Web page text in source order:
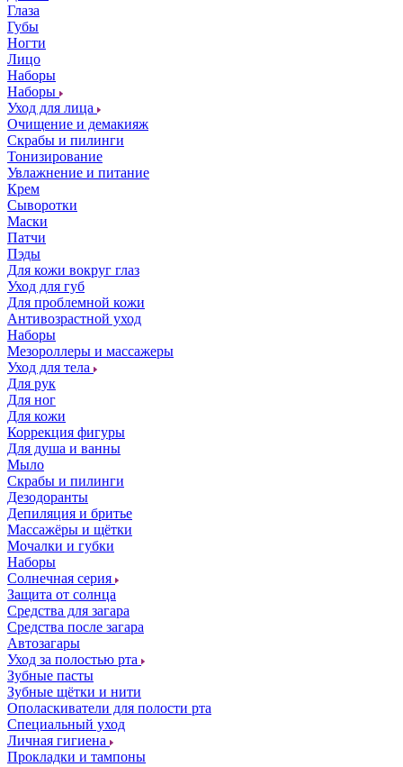
Глаза
Губы
Ногти
Лицо
Наборы
Наборы
Уход для лица
Очищение и демакияж
Скрабы и пилинги
Тонизирование
Увлажнение и питание
Крем
Сыворотки
Маски
Патчи
Пэды
Для кожи вокруг глаз
Уход для губ
Для проблемной кожи
Антивозрастной уход
Наборы
Мезороллеры и массажеры
Уход для тела
Для рук
Для ног
Для кожи
Коррекция фигуры
Для душа и ванны
Мыло
Скрабы и пилинги
Дезодоранты
Депиляция и бритье
Массажёры и щётки
Мочалки и губки
Наборы
Солнечная серия
Защита от солнца
Средства для загара
Средства после загара
Автозагары
Уход за полостью рта
Зубные пасты
Зубные щётки и нити
Ополаскиватели для полости рта
Специальный уход
Личная гигиена
Прокладки и тампоны